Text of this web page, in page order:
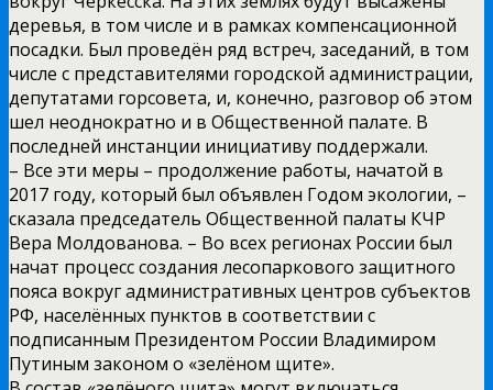
деревья, в том числе и в рамках компенсационной
посадки. Был проведён ряд встреч, заседаний, в том
числе с представителями городской администрации,
депутатами горсовета, и, конечно, разговор об этом
шел неоднократно и в Общественной палате. В
последней инстанции инициативу поддержали.
– Все эти меры – продолжение работы, начатой в
2017 году, который был объявлен Годом экологии, –
сказала председатель Общественной палаты КЧР
Вера Молдованова. – Во всех регионах России был
начат процесс создания лесопаркового защитного
пояса вокруг административных центров субъектов
РФ, населённых пунктов в соответствии с
подписанным Президентом России Владимиром
Путиным законом о «зелёном щите».